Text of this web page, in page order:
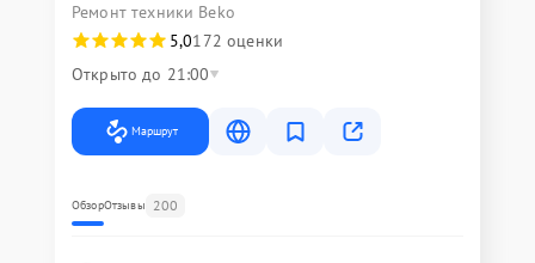
Ремонт техники Beko
5,0172 оценки
Открыто до 21:00
Маршрут
ОбзорОтзывы 200